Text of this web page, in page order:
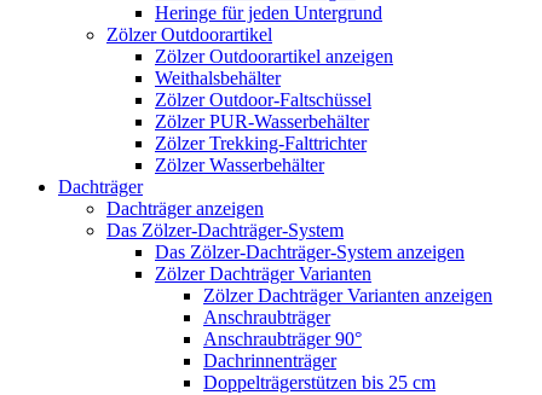
Heringe für jeden Untergrund
Zölzer Outdoorartikel
Zölzer Outdoorartikel anzeigen
Weithalsbehälter
Zölzer Outdoor-Faltschüssel
Zölzer PUR-Wasserbehälter
Zölzer Trekking-Falttrichter
Zölzer Wasserbehälter
Dachträger
Dachträger anzeigen
Das Zölzer-Dachträger-System
Das Zölzer-Dachträger-System anzeigen
Zölzer Dachträger Varianten
Zölzer Dachträger Varianten anzeigen
Anschraubträger
Anschraubträger 90°
Dachrinnenträger
Doppelträgerstützen bis 25 cm